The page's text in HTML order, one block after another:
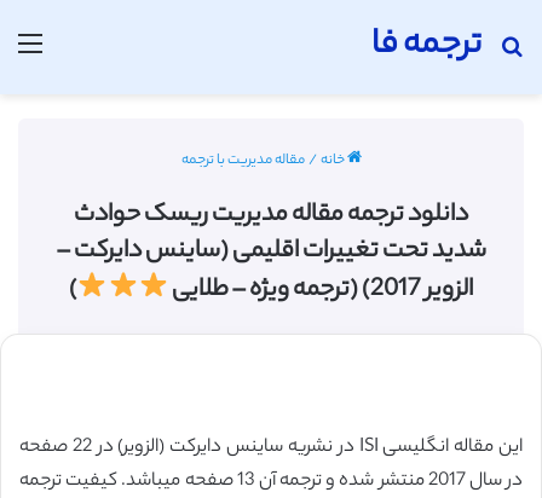
ترجمه فا
جستجو برای
خانه/مقاله مدیریت با ترجمه
دانلود ترجمه مقاله مدیریت ریسک حوادث
شدید تحت تغییرات اقلیمی (ساینس دایرکت –
الزویر 2017) (ترجمه ویژه – طلایی
)
این مقاله انگلیسی ISI در نشریه ساینس دایرکت (الزویر) در 22 صفحه
در سال 2017 منتشر شده و ترجمه آن 13 صفحه میباشد. کیفیت ترجمه